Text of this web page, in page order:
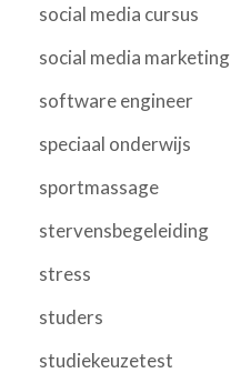
social media cursus
social media marketing
software engineer
speciaal onderwijs
sportmassage
stervensbegeleiding
stress
studers
studiekeuzetest